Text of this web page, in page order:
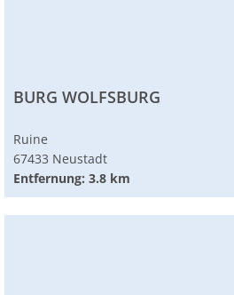
BURG WOLFSBURG
Ruine
67433 Neustadt
Entfernung: 3.8 km